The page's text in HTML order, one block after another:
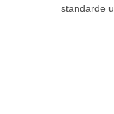
standarde